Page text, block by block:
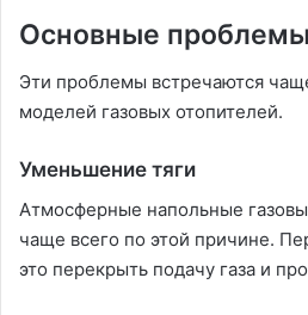
Основные проблемы
Эти проблемы встречаются
моделей газовых отопителей.
Уменьшение тяги
Атмосферные напольные
чаще всего по этой причине.
это перекрыть подачу газа и